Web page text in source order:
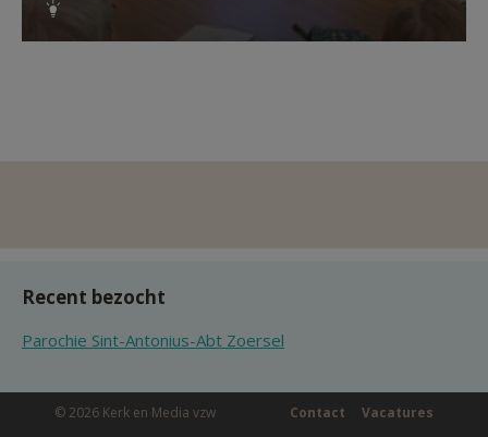
Recent bezocht
Parochie Sint-Antonius-Abt Zoersel
© 2026 Kerk en Media vzw Vacatures
Contact